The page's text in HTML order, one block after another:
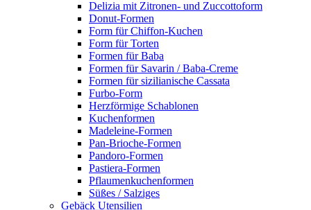
Delizia mit Zitronen- und Zuccottoform
Donut-Formen
Form für Chiffon-Kuchen
Form für Torten
Formen für Baba
Formen für Savarin / Baba-Creme
Formen für sizilianische Cassata
Furbo-Form
Herzförmige Schablonen
Kuchenformen
Madeleine-Formen
Pan-Brioche-Formen
Pandoro-Formen
Pastiera-Formen
Pflaumenkuchenformen
Süßes / Salziges
Gebäck Utensilien